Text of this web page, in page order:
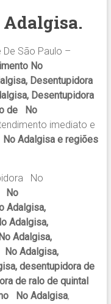
Adalgisa.
São Paulo –
No
Desentupidora
Desentupidora
de No
imediato e
Adalgisa e regiões
No
No
Adalgisa,
Adalgisa,
Adalgisa,
No Adalgisa,
desentupidora de
de ralo de quintal
No Adalgisa,